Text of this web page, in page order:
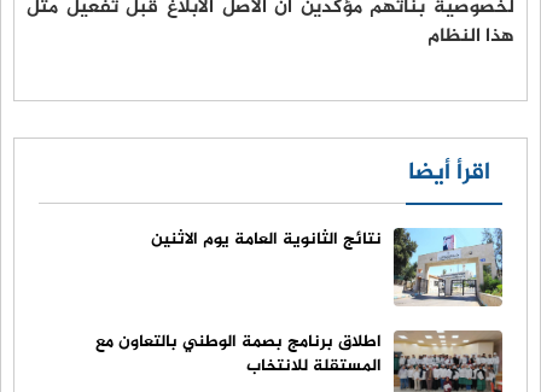
لخصوصية بناتهم مؤكدين ان الأصل الابلاغ قبل تفعيل مثل
هذا النظام
اقرأ أيضا
نتائج الثانوية العامة يوم الاثنين
اطلاق برنامج بصمة الوطني بالتعاون مع
المستقلة للانتخاب